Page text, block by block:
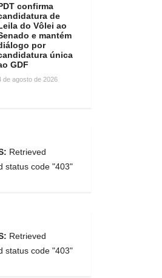
confirma
de
do Vôlei ao
e mantém
por
única
GDF
de agosto de 2026
Retrieved
status code "403"
Retrieved
status code "403"